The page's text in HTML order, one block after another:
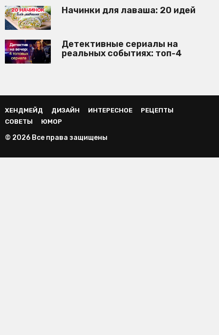
Начинки для лаваша: 20 идей
Детективные сериалы на
реальных событиях: топ-4
ХЕНДМЕЙД ДИЗАЙН ИНТЕРЕСНОЕ
РЕЦЕПТЫ
СОВЕТЫ
ЮМОР
© 2026 Все права защищены